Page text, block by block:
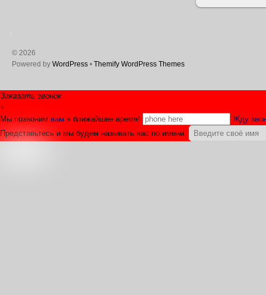
© 2026
Powered by WordPress • Themify WordPress Themes
Заказать звонок
+
Мы позвоним вам в ближайшее время!
Жду
Представьтесь и мы будем называть вас по имени.